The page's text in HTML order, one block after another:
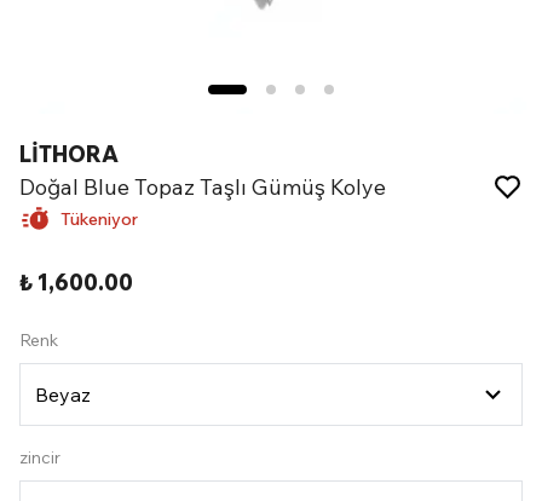
LİTHORA
Doğal Blue Topaz Taşlı Gümüş Kolye
Tükeniyor
₺ 1,600.00
Renk
zincir